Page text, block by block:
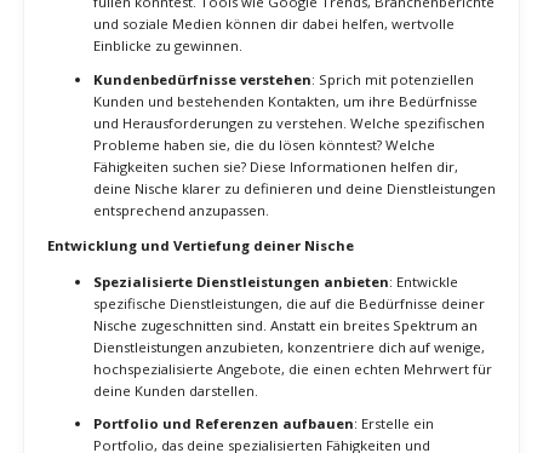
du besonders stark bist und welche Fähigkeiten du am
meisten genießt. Erstelle eine Liste deiner Stärken und
überlege, wie diese in verschiedenen Branchen und
Projekten angewendet werden können.
Marktforschung betreiben
: Führe eine Marktforschung
durch, um herauszufinden, welche spezialisierten
Fähigkeiten in deinem Bereich gefragt sind. Untersuche
aktuelle Trends und identifiziere Lücken im Markt, die du
füllen könntest. Tools wie Google Trends, Branchenberichte
Einblicke zu gewinnen.
Kundenbedürfnisse verstehen: Sprich mit potenziellen
Kunden und bestehenden Kontakten, um ihre Bedürfnisse
und Herausforderungen zu verstehen. Welche spezifischen
Probleme haben sie, die du lösen könntest? Welche
Fähigkeiten suchen sie? Diese Informationen helfen dir,
deine Nische klarer zu definieren und deine Dienstleistungen
entsprechend anzupassen.